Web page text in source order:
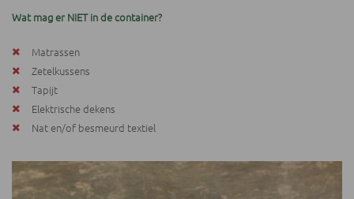
Wat mag er NIET in de container?
Matrassen
Zetelkussens
Tapijt
Elektrische dekens
Nat en/of besmeurd textiel